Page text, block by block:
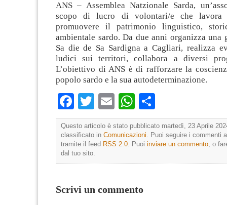
ANS – Assemblea Natzionale Sarda,
scopo di lucro di volontari/e che lavora
promuovere il patrimonio linguistico,
ambientale sardo. Da due anni organizza una
Sa die de Sa Sardigna a Cagliari, realizza
ludici sui territori, collabora a diversi
L’obiettivo di ANS è di rafforzare la
popolo sardo e la sua autodeterminazione.
Facebook
TwitterEmailWhatsApp
Questo articolo è stato pubblicato martedì, 23 Aprile
classificato in Comunicazioni. Puoi seguire i commenti
tramite il feed RSS 2.0. Puoi inviare un commento, o
dal tuo sito.
Scrivi un commento